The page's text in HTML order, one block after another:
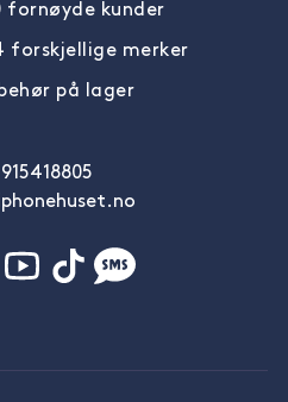
fornøyde kunder
forskjellige merker
på lager